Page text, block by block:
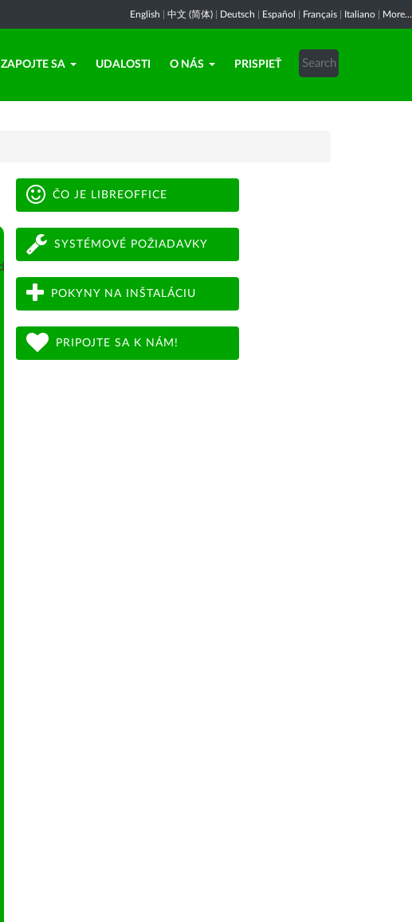
English 中文 (简体) Deutsch Español Français Italiano More...
ZAPOJTE SA UDALOSTI O NÁS PRISPIEŤ
ČO JE LIBREOFFICE
SYSTÉMOVÉ POŽIADAVKY
POKYNY NA INŠTALÁCIU
PRIPOJTE SA K NÁM!